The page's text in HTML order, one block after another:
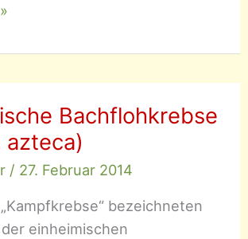
Bachflohkrebse
azteca)
/ 27. Februar 2014
bezeichneten
einheimischen